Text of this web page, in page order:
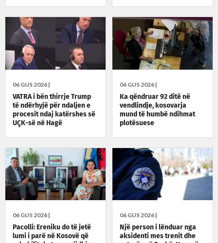
06 GUS 2026 |
VATRA i bën thirrje Trump
të ndërhyjë për ndaljen e
procesit ndaj katërshes së
UÇK-së në Hagë
06 GUS 2026 |
Ka qëndruar 92 ditë në
vendlindje, kosovarja
mund të humbë ndihmat
plotësuese
06 GUS 2026 |
Pacolli: Ereniku do të jetë
lumi i parë në Kosovë që
06 GUS 2026 |
Një person i lënduar nga
aksidenti mes trenit dhe